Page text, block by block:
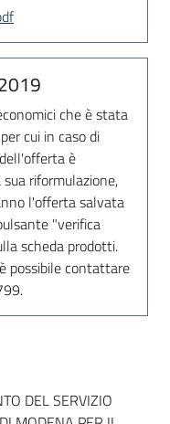
che è stata
cui in caso di
è
riformulazione,
l'offerta salvata
"verifica
scheda prodotti.
possibile contattare
DEL SERVIZIO